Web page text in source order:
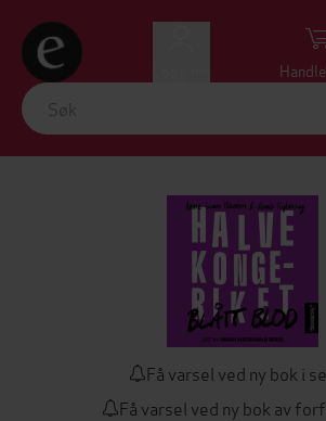
Få varsel ved ny bok i
Få varsel ved ny bok av